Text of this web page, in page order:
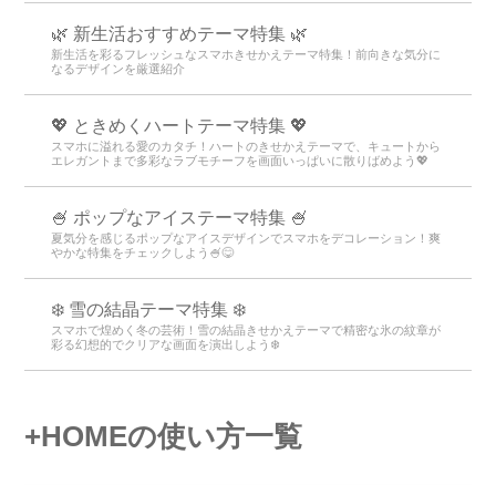
🌿 新生活おすすめテーマ特集 🌿
新生活を彩るフレッシュなスマホきせかえテーマ特集！前向きな気分に
なるデザインを厳選紹介
💖 ときめくハートテーマ特集 💖
スマホに溢れる愛のカタチ！ハートのきせかえテーマで、キュートから
エレガントまで多彩なラブモチーフを画面いっぱいに散りばめよう💖
🍧 ポップなアイステーマ特集 🍧
夏気分を感じるポップなアイスデザインでスマホをデコレーション！爽
やかな特集をチェックしよう🍧😋
❄️ 雪の結晶テーマ特集 ❄️
スマホで煌めく冬の芸術！雪の結晶きせかえテーマで精密な氷の紋章が
彩る幻想的でクリアな画面を演出しよう❄️
+HOMEの使い方一覧